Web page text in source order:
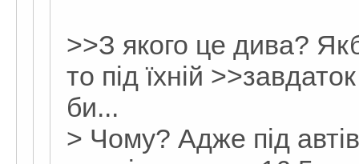
>>З якого це дива?
то під їхній
би...
> Чому? Адже під